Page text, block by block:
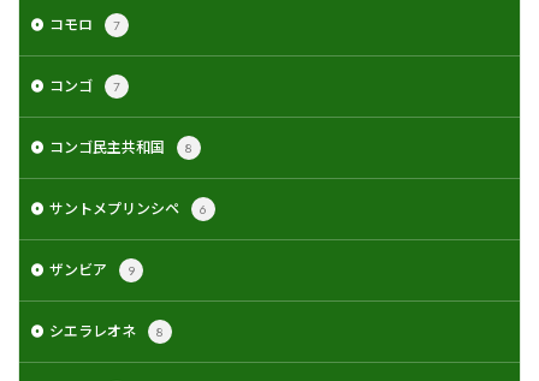
コモロ 7
コンゴ 7
コンゴ民主共和国 8
サントメプリンシペ 6
ザンビア 9
シエラレオネ 8